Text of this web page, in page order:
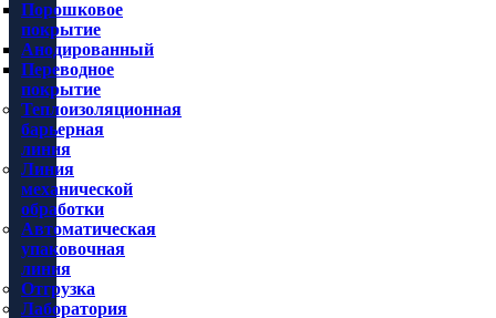
Порошковое
покрытие
Анодированный
Переводное
покрытие
Теплоизоляционная
барьерная
линия
Линия
механической
обработки
Автоматическая
упаковочная
линия
Отгрузка
Лаборатория